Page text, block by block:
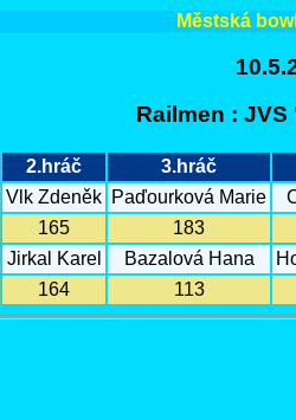
Městská
Railmen :
2.hráč
3.hráč
Vlk Zdeněk Paďourková Marie
165
183
Jirkal Karel Bazalová Hana
164 113